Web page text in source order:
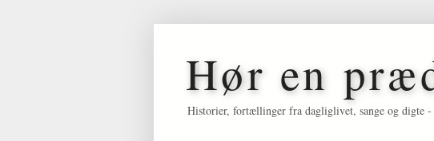
Hør en
Historier, fortællinger fra dagliglivet, sange og digte -